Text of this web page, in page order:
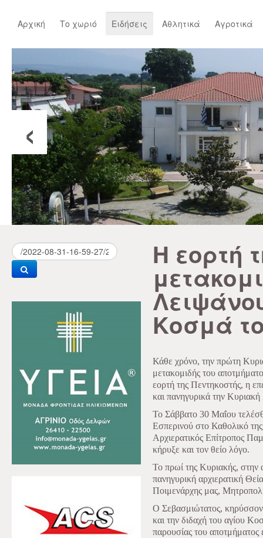
Αρχική Το χωριό Ειδήσεις Αθλητικά Αγροτικά
‹
Η εορτή
Κοσμά
Κάθε χρόνο, την πρώτη
μετακομιδής του
εορτή της Πεντηκοστής, η
και πανηγυρικά την
Το Σάββατο 30 Μαΐου
Εσπερινού στο Καθολικό
Αρχιερατικός Επίτροπος
κήρυξε και τον θείο λόγο.
Το πρωί της Κυριακής, στην
πανηγυρική αρχιερατική
Ποιμενάρχης μας,
Ο Σεβασμιώτατος,
και την διδαχή του αγίου
παρουσίας του